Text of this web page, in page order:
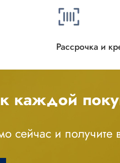
Рассрочка и
каждой
сейчас и получите